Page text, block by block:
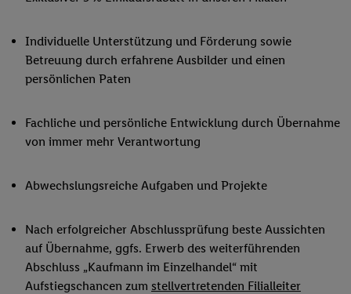
Individuelle Unterstützung und Förderung sowie
Betreuung durch erfahrene Ausbilder und einen
persönlichen Paten
Fachliche und persönliche Entwicklung durch Übernahme
von immer mehr Verantwortung
Abwechslungsreiche Aufgaben und Projekte
Nach erfolgreicher Abschlussprüfung beste Aussichten
auf Übernahme, ggfs. Erwerb des weiterführenden
Abschluss „Kaufmann im Einzelhandel“ mit
Aufstiegschancen zum stellvertretenden Filialleiter